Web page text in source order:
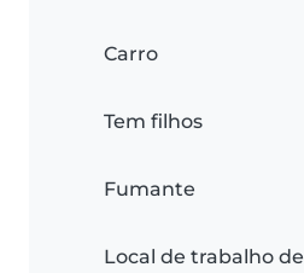
Carro
Tem filhos
Fumante
Local de trabalho de